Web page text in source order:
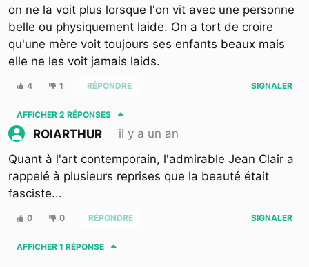
on ne la voit plus lorsque l'on vit avec une personne
belle ou physiquement laide. On a tort de croire
qu'une mère voit toujours ses enfants beaux mais
elle ne les voit jamais laids.
4 1 RÉPONDRE SIGNALER
AFFICHER 2 RÉPONSES
ROIARTHUR
il y a un an
Quant à l'art contemporain, l'admirable Jean Clair a
rappelé à plusieurs reprises que la beauté était
fasciste...
0 0 RÉPONDRE SIGNALER
AFFICHER 1 RÉPONSE